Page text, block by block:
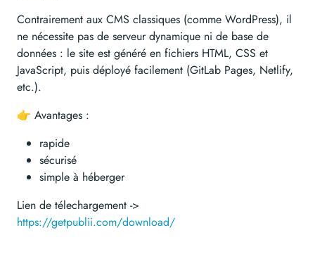
Contrairement aux CMS classiques (comme WordPress), il
ne nécessite pas de serveur dynamique ni de base de
données : le site est généré en fichiers HTML, CSS et
JavaScript, puis déployé facilement (GitLab Pages, Netlify,
etc.).
👉 Avantages :
rapide
sécurisé
simple à héberger
Lien de télechargement ->
https://getpublii.com/download/